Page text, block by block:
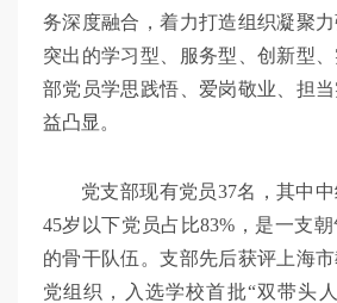
务深度融合，着力打造组织凝聚
突出的学习型、服务型、创新型
部党员学思践悟、爱岗敬业、担
益凸显。
党支部现有党员37名，其中中
45岁以下党员占比83%，是一支
的骨干队伍。支部先后获评上海
党组织，入选学校首批“双带头